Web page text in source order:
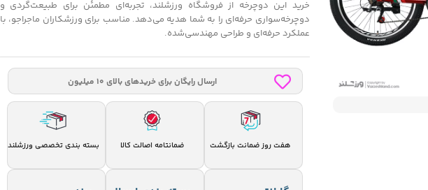
خرید این دوچرخه از فروشگاه ورزشلند، تجربه‌ای مطمئن برای طبیعت‌گردی و
دوچرخه‌سواری حرفه‌ای را به شما هدیه می‌دهد. مناسب برای ورزشکاران ماجراجو، با
عملکرد حرفه‌ای و طراحی مهندسی‌شده.
ارسال رایگان برای خریدهای بالای 10 میلیون
هفت روز ضمانت بازگشت ضمانتامه اصالت کالا بسته بندی تخصصی ورزشلند